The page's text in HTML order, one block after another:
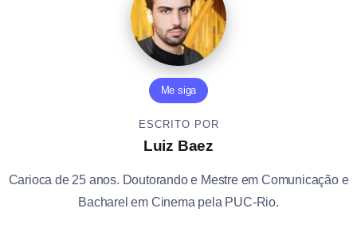
Me siga
ESCRITO POR
Luiz Baez
Carioca de 25 anos. Doutorando e Mestre em Comunicação e
Bacharel em Cinema pela PUC-Rio.